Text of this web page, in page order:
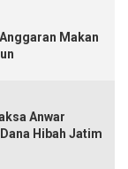
Makan
Anwar
Hibah Jatim